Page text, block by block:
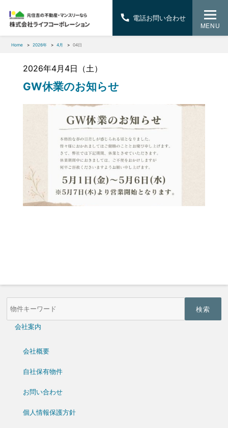
MENU
Home 2026年 4月 04日
2026年4月4日（土）
GW休業のお知らせ
物
件
会社案内
会社概要
自社保有物件
お問い合わせ
個人情報保護方針
電話お問い合わせ